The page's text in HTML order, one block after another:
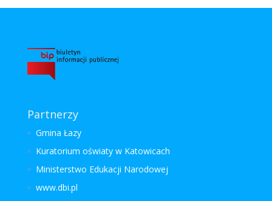
Partnerzy
Gmina Łazy
Kuratorium oświaty w Katowicach
Ministerstwo Edukacji Narodowej
www.dbi.pl